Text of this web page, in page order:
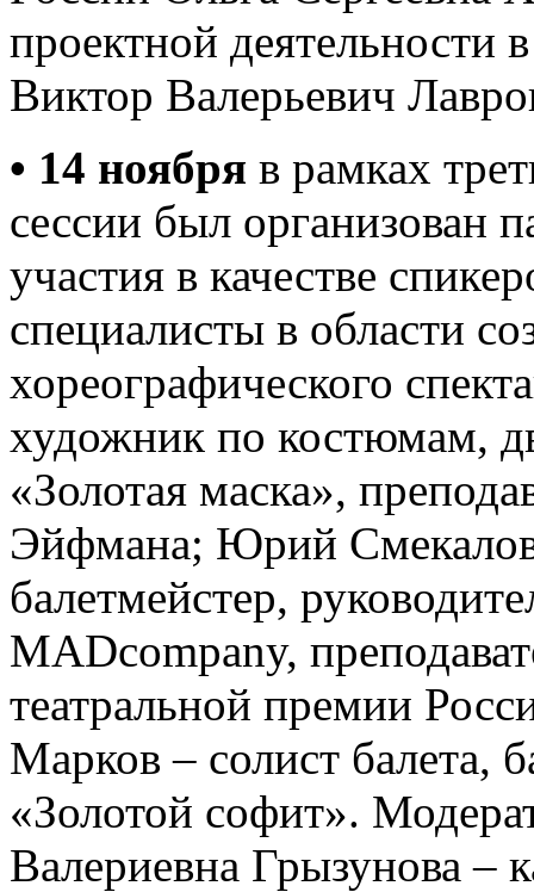
проектной
Виктор Валерьевич
• 14 ноября в рамках
сессии был организован
участия в качестве
специалисты в области
хореографического
художник по костюмам,
«Золотая маска»,
Эйфмана; Юрий Смекалов
балетмейстер,
MADcompany,
театральной премии
Марков – солист балета,
«Золотой софит».
Валериевна Грызунова –